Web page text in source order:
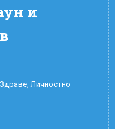
и
Здраве,Личностно